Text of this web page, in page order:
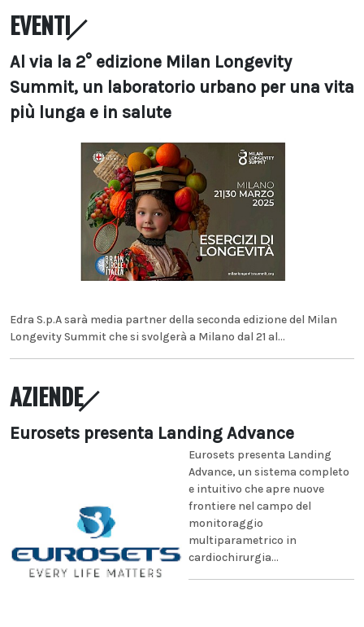
EVENTI
Al via la 2° edizione Milan Longevity
Summit, un laboratorio urbano per una vita
più lunga e in salute
Edra S.p.A sarà media partner della seconda edizione del Milan
Longevity Summit che si svolgerà a Milano dal 21 al...
AZIENDE
Eurosets presenta Landing Advance
Eurosets presenta Landing
Advance, un sistema completo
e intuitivo che apre nuove
frontiere nel campo del
monitoraggio
multiparametrico in
cardiochirurgia...